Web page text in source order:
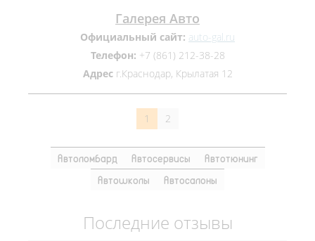
Галерея Авто
Официальный сайт: auto-gal.ru
Телефон: +7 (861) 212-38-28
Адресг.Краснодар, Крылатая 12
1 2
Автоломбард Автосервисы
Автотюнинг
Автошколы
Автосалоны
Последние отзывы